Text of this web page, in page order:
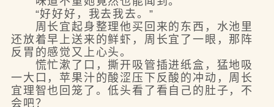
“好好好，我去我去。”
周长宜起身整理他买回来的东西，水池里
还放着早上送来的鲜虾，周长宜了一眼，那阵
反胃的感觉又上心头。
慌忙漱了口，撕开吸管插进纸盒，猛地吸
一大口，苹果汁的酸涩压下反酸的冲动，周长
宜理智也回笼了。低头看了看自己的肚子，不
会吧？